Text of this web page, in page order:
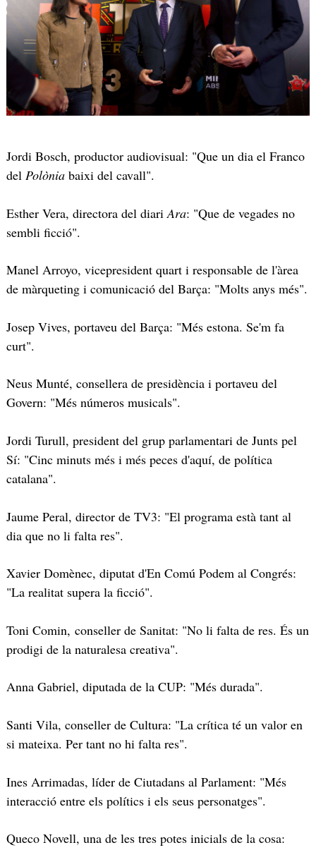
Jordi Bosch, productor audiovisual: "Que un dia el Franco
del Polònia baixi del cavall".
Esther Vera, directora del diari Ara: "Que de vegades no
sembli ficció".
Manel Arroyo, vicepresident quart i responsable de l'àrea
de màrqueting i comunicació del Barça: "Molts anys més".
Josep Vives, portaveu del Barça: "Més estona. Se'm fa
curt".
Neus Munté, consellera de presidència i portaveu del
Govern: "Més números musicals".
Jordi Turull, president del grup parlamentari de Junts pel
Sí: "Cinc minuts més i més peces d'aquí, de política
catalana".
Jaume Peral, director de TV3: "El programa està tant al
dia que no li falta res".
Xavier Domènec, diputat d'En Comú Podem al Congrés:
"La realitat supera la ficció".
Toni Comin, conseller de Sanitat: "No li falta de res. És un
prodigi de la naturalesa creativa".
Anna Gabriel, diputada de la CUP: "Més durada".
Santi Vila, conseller de Cultura: "La crítica té un valor en
si mateixa. Per tant no hi falta res".
Ines Arrimadas, líder de Ciutadans al Parlament: "Més
interacció entre els polítics i els seus personatges".
Queco Novell, una de les tres potes inicials de la cosa: